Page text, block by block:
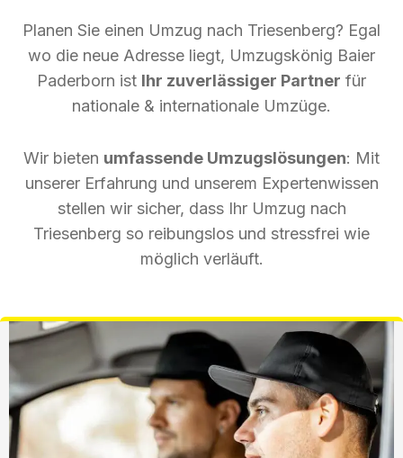
Planen Sie einen Umzug nach Triesenberg? Egal
wo die neue Adresse liegt, Umzugskönig Baier
Paderborn ist Ihr zuverlässiger Partner für
nationale & internationale Umzüge.
Wir bieten umfassende Umzugslösungen: Mit
unserer Erfahrung und unserem Expertenwissen
stellen wir sicher, dass Ihr Umzug nach
Triesenberg so reibungslos und stressfrei wie
möglich verläuft.